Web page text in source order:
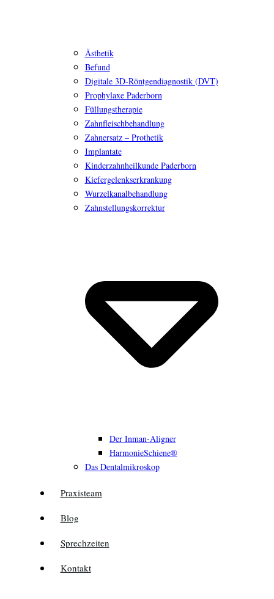
Ästhetik
Befund
Digitale 3D-Röntgendiagnostik (DVT)
Prophylaxe Paderborn
Füllungstherapie
Zahnfleischbehandlung
Zahnersatz – Prothetik
Implantate
Kinderzahnheilkunde Paderborn
Kiefergelenkserkrankung
Wurzelkanalbehandlung
Zahnstellungskorrektur
Der Inman-Aligner
HarmonieSchiene®
Das Dentalmikroskop
Praxisteam
Blog
Sprechzeiten
Kontakt